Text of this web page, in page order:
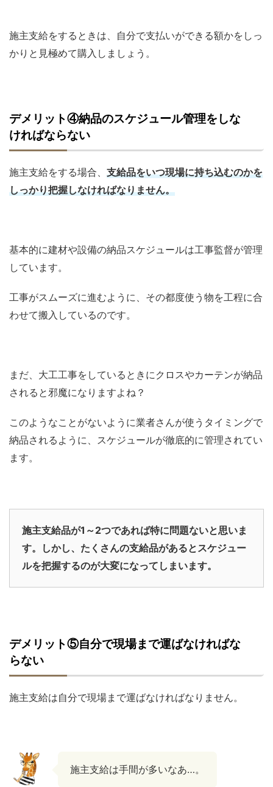
施主支給をするときは、自分で支払いができる額かをしっ
かりと見極めて購入しましょう。
デメリット④納品のスケジュール管理をしな
ければならない
施主支給をする場合、 支給品をいつ現場に持ち込むのかを
しっかり把握しなければなりません。
基本的に建材や設備の納品スケジュールは工事監督が管理
しています。
工事がスムーズに進むように、その都度使う物を工程に合
わせて搬入しているのです。
まだ、大工工事をしているときにクロスやカーテンが納品
されると邪魔になりますよね？
このようなことがないように業者さんが使うタイミングで
納品されるように、スケジュールが徹底的に管理されてい
ます。
施主支給品が1～2つであれば特に問題ないと思いま
す。しかし、たくさんの支給品があるとスケジュー
ルを把握するのが大変になってしまいます。
デメリット⑤自分で現場まで運ばなければな
らない
施主支給は自分で現場まで運ばなければなりません。
施主支給は手間が多いなあ…。